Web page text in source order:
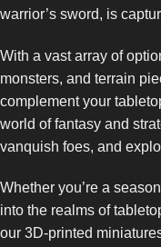
warrior’s sword, is
With a vast array of
monsters, and terrain
complement your
world of fantasy and
vanquish foes, and
Whether you’re a
into the realms of
our 3D-printed